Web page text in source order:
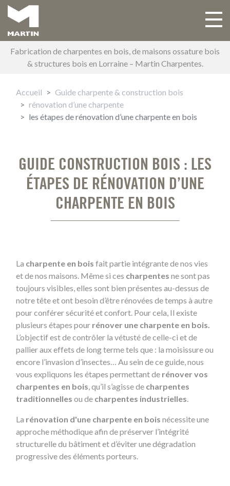
Aller
au
contenu
principal
Main navigation Toggle
Fabrication de charpentes en bois, de maisons ossature bois
& structures bois en Lorraine – Martin Charpentes.
Accueil
Guide charpente & construction bois
rénovation d’une charpente
les étapes de rénovation d’une charpente en bois
GUIDE CONSTRUCTION BOIS : LES
ÉTAPES DE RÉNOVATION D’UNE
CHARPENTE EN BOIS
La charpente en bois fait partie intégrante de nos vies
et de nos maisons. Même si ces charpentes ne sont pas
toujours visibles, elles sont bien présentes au-dessus de
notre tête et ont besoin d’être rénovées de temps à autre
pour conférer sécurité et confort. Pour cela, Il existe
plusieurs étapes pour rénover une charpente en bois.
L’objectif est de contrôler la vétusté de celle-ci et de
pallier aux effets de long terme tels que : la moisissure ou
encore l’invasion d’insectes… Au sein de ce guide, nous
vous expliquons les étapes permettant de rénover vos
charpentes en bois, qu’il s’agisse de charpentes
traditionnelles ou de charpentes industrielles.
La rénovation d'une charpente en bois nécessite une
approche méthodique afin de préserver l’intégrité
structurelle du bâtiment et d’éviter une dégradation
progressive des éléments porteurs.